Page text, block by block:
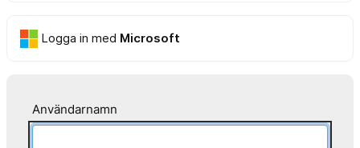
Logga in med Microsoft
Användarnamn